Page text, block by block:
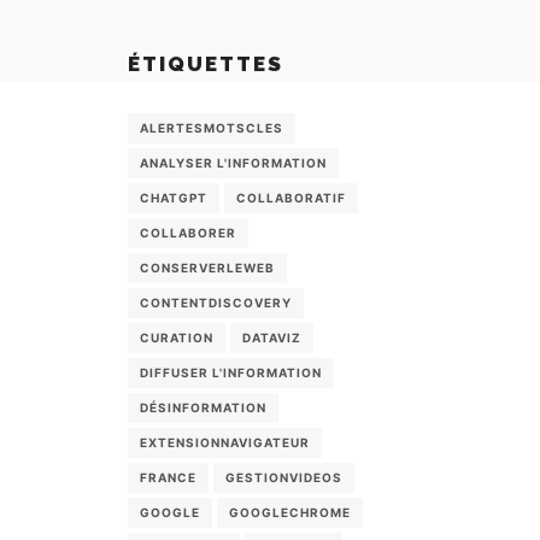
ÉTIQUETTES
ALERTESMOTSCLES
ANALYSER L'INFORMATION
CHATGPT COLLABORATIF
COLLABORER
CONSERVERLEWEB
CONTENTDISCOVERY
CURATION DATAVIZ
DIFFUSER L'INFORMATION
DÉSINFORMATION
EXTENSIONNAVIGATEUR
FRANCE GESTIONVIDEOS
GOOGLE GOOGLECHROME